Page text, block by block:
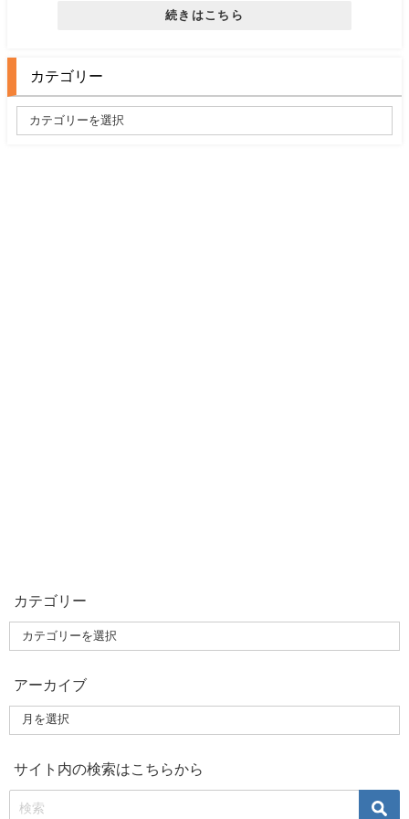
続きはこちら
カテゴリー
カテゴリー
アーカイブ
サイト内の検索はこちらから